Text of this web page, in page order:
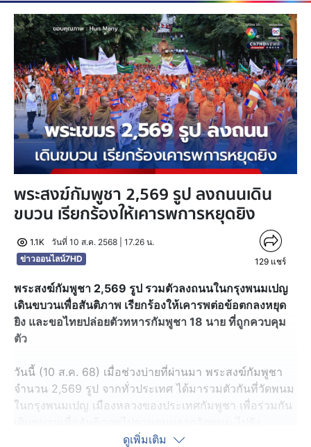
พระสงฆ์กัมพูชา 2,569 รูป ลงถนนเดิน
ขบวน เรียกร้องให้เคารพการหยุดยิง
1.1K
วันที่ 10 ส.ค. 2568 | 17.26 น.
ข่าวออนไลน์7HD
129 แชร์
พระสงฆ์กัมพูชา 2,569 รูป รวมตัวลงถนนในกรุงพนมเปญ
เดินขบวนเพื่อสันติภาพ เรียกร้องให้เคารพต่อข้อตกลงหยุด
ยิง และขอไทยปล่อยตัวทหารกัมพูชา 18 นาย ที่ถูกควบคุม
ตัว
วันนี้ (10 ส.ค. 68) เมื่อช่วงบ่ายที่ผ่านมา พระสงฆ์กัมพูชา
จำนวน 2,569 รูป จากทั่วประเทศ ได้มารวมตัวกันที่วัดพนม
ในกรุงพนมเปญ เมืองหลวงของประเทศกัมพูชา เพื่อร่วมกัน
ดูเพิ่มเติม